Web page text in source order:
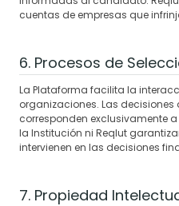
cuentas de empresas que
6. Procesos de
La Plataforma facilita la
organizaciones. Las
corresponden exclusivamente
la Institución ni Reqlut
intervienen en las decisiones
7. Propiedad